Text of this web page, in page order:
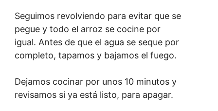
Seguimos revolviendo para evitar que se
pegue y todo el arroz se cocine por
igual. Antes de que el agua se seque por
completo, tapamos y bajamos el fuego.
Dejamos cocinar por unos 10 minutos y
revisamos si ya está listo, para apagar.